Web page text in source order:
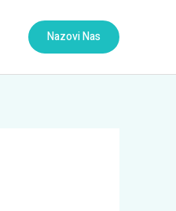
Nazovi Nas